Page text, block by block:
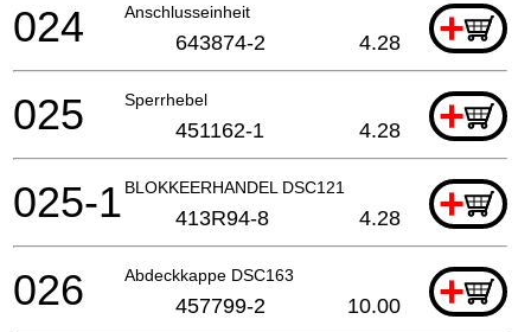
Anschlusseinheit +
024 643874-2 4.28
Sperrhebel +
025 451162-1 4.28
BLOKKEERHANDEL DSC121 +
025-1 413R94-8 4.28
Abdeckkappe DSC163 +
026 457799-2 10.00